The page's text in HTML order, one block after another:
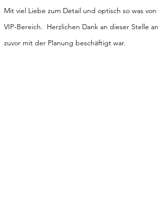
Mit viel Liebe zum Detail und optisch so was
VIP-Bereich.  Herzlichen Dank an dieser Stelle
zuvor mit der Planung beschäftigt war.